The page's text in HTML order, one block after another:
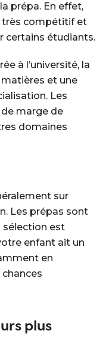
prépa. En effet,
très compétitif et
certains étudiants.
à l’université, la
et une
Les
marge de
domaines
sur
Les prépas sont
sélection est
enfant ait un
en
plus